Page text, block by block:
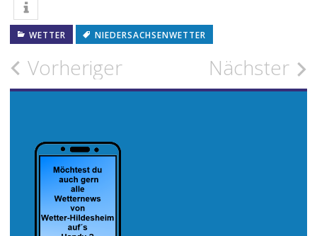
WETTER NIEDERSACHSENWETTER
Beitragsnavigation
Vorheriger Nächster